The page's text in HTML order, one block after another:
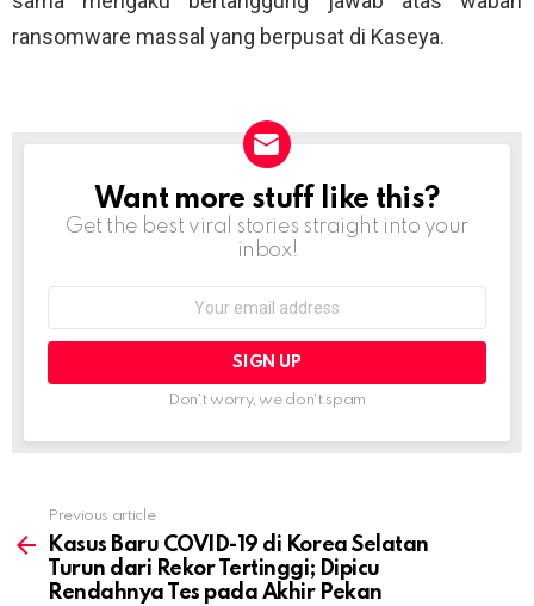
ransomware massal yang berpusat di Kaseya.
NEWSLETTER
Want more stuff like this?
Get the best viral stories straight into your
inbox!
Don't worry, we don't spam
more
Previous article
Kasus Baru COVID-19 di Korea Selatan
Turun dari Rekor Tertinggi; Dipicu
Rendahnya Tes pada Akhir Pekan